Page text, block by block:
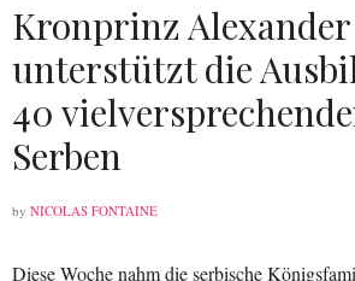
Kronprinz Alexander
unterstützt die
40
Serben
by NICOLAS FONTAINE
Diese Woche nahm die serbische